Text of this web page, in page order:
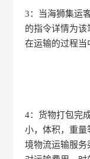
3：当海狮集运
的指令详情为
在运输的过程当
4：货物打包完
小，体积，重
境物流运输服